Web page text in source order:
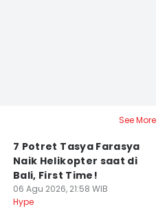
See More
7 Potret Tasya Farasya
Naik Helikopter saat di
Bali, First Time!
06 Agu 2026, 21:58 WIB
Hype